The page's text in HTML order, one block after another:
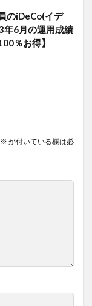
のiDeCo(イデ
年6月の運用成績
％お得】
※ が付いている欄は必